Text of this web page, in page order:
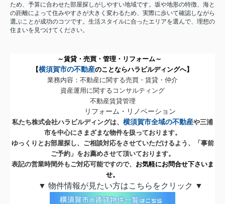
ため、予算に合わせた部屋探しがしやすい地域です。坂や地形の特徴、海と
の距離によって住みやすさが大きく変わるため、実際に歩いて確認しながら
選ぶことが成功のコツです。生活スタイルに合ったエリアを選んで、理想の
住まいを見つけてください。
～賃貸・売買・管理・リフォーム～
【横須賀市の不動産のことならハラビルディングへ】
業務内容：不動産に関する売買・賃貸・仲介
資産運用に関するコンサルティング
不動産賃貸管理
リフォーム・リノベーション
私たち株式会社ハラビルディングは、 横須賀市全域の不動産や三浦
市を中心にさまざまな物件を扱っております。
ゆっくりとお部屋探し、ご相談対応をさせていただけるよう、「事前
ご予約」をお薦めさせて頂いております。
表記の営業時間外もご対応可能ですので、 お気軽にお問合せ下さいま
せ。
▼ 物件情報が見たい方はこちらをクリック ▼